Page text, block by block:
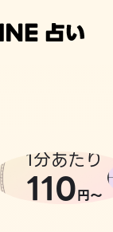
1分あたり
110円〜